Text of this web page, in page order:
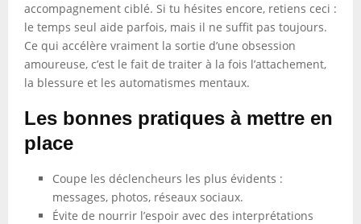
accompagnement ciblé. Si tu hésites encore, retiens ceci :
le temps seul aide parfois, mais il ne suffit pas toujours.
Ce qui accélère vraiment la sortie d’une obsession
amoureuse, c’est le fait de traiter à la fois l’attachement,
la blessure et les automatismes mentaux.
Les bonnes pratiques à mettre en
place
Coupe les déclencheurs les plus évidents :
messages, photos, réseaux sociaux.
Évite de nourrir l’espoir avec des interprétations